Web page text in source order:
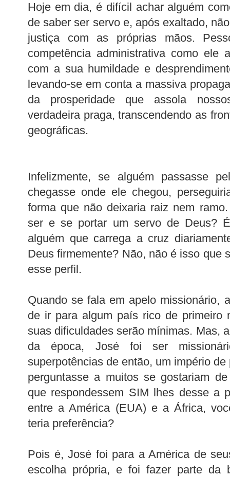
Hoje em dia, é difícil achar alguém
de saber ser servo e, após exaltado,
justiça com as próprias mãos.
competência administrativa como ele
com a sua humildade e
levando-se em conta a massiva
da prosperidade que assola
verdadeira praga, transcendendo as
geográficas.
Infelizmente, se alguém passasse
chegasse onde ele chegou,
forma que não deixaria raiz nem
ser e se portar um servo de Deus?
alguém que carrega a cruz
Deus firmemente? Não, não é isso que
esse perfil.
Quando se fala em apelo missionário,
de ir para algum país rico de primeiro
suas dificuldades serão mínimas. Mas,
da época, José foi ser
superpotências de então, um império
perguntasse a muitos se gostariam
que respondessem SIM lhes desse a
entre a América (EUA) e a África,
teria preferência?
Pois é, José foi para a América de
escolha própria, e foi fazer parte da